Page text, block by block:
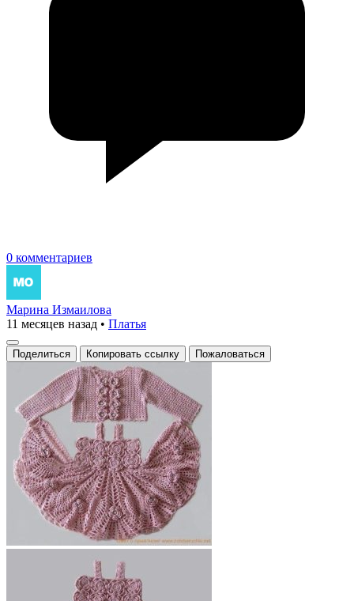
0 комментариев
Марина Измаилова
11 месяцев назад • Платья
Поделиться Копировать ссылку Пожаловаться